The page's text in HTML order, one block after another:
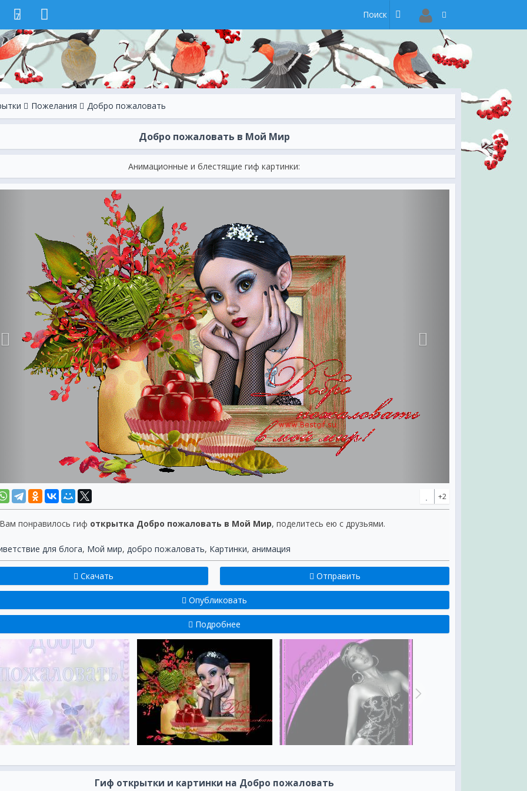
7
Пожелания Добро пожаловать
Добро пожаловать в Мой Мир
Анимационные и блестящие гиф картинки:
+2
понравилось гиф открытка Добро пожаловать в Мой Мир, поделитесь ею с друзьями.
для блога, Мой мир, добро пожаловать, Картинки, анимация
Скачать Отправить
Опубликовать
Подробнее
Гиф открытки и картинки на Добро пожаловать